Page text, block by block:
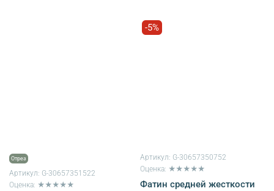
Отрез
Артикул: G-30657351522
Оценка: ★★★★★
-5%
Артикул: G-30657350752
Оценка: ★★★★★
Фатин средней жесткости